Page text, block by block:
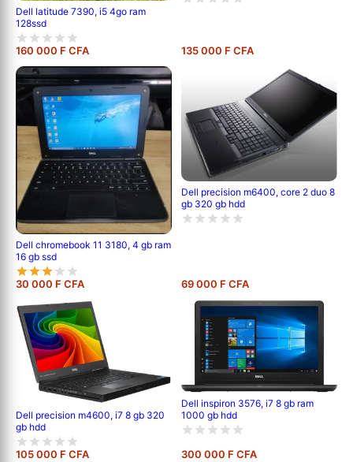
Dell latitude 7390, i5 4go ram
128ssd
160 000 F CFA 135 000 F CFA
Dell chromebook 11 3180, 4 gb ram
16 gb ssd
30 000 F CFA
Dell precision m6400, core 2 duo 8
gb 320 gb hdd
69 000 F CFA
Dell precision m4600, i7 8 gb 320
gb hdd
105 000 F CFA
Dell inspiron 3576, i7 8 gb ram
1000 gb hdd
300 000 F CFA